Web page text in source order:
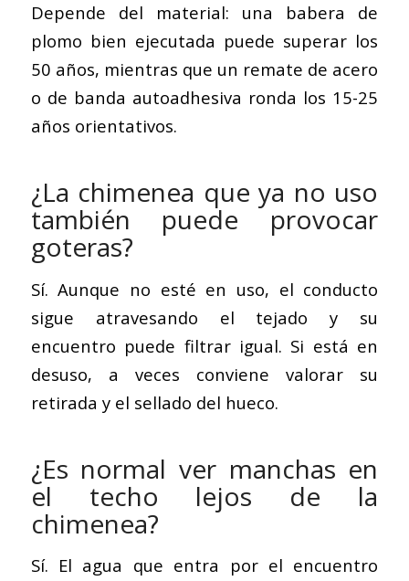
Depende del material: una babera de
plomo bien ejecutada puede superar los
50 años, mientras que un remate de acero
o de banda autoadhesiva ronda los 15-25
años orientativos.
¿La chimenea que ya no uso
también puede provocar
goteras?
Sí. Aunque no esté en uso, el conducto
sigue atravesando el tejado y su
encuentro puede filtrar igual. Si está en
desuso, a veces conviene valorar su
retirada y el sellado del hueco.
¿Es normal ver manchas en
el techo lejos de la
chimenea?
Sí. El agua que entra por el encuentro